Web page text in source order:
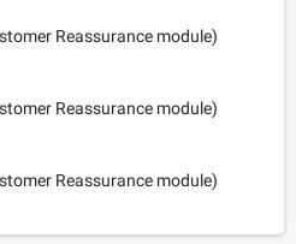
Reassurance module)
Reassurance module)
Reassurance module)